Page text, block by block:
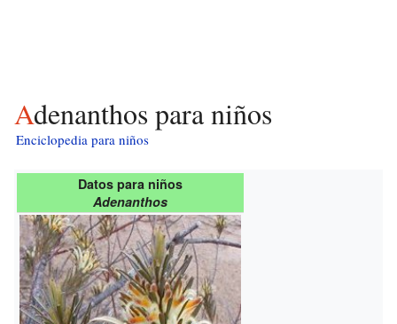
Adenanthos para niños
Enciclopedia para niños
Datos para niños
Adenanthos